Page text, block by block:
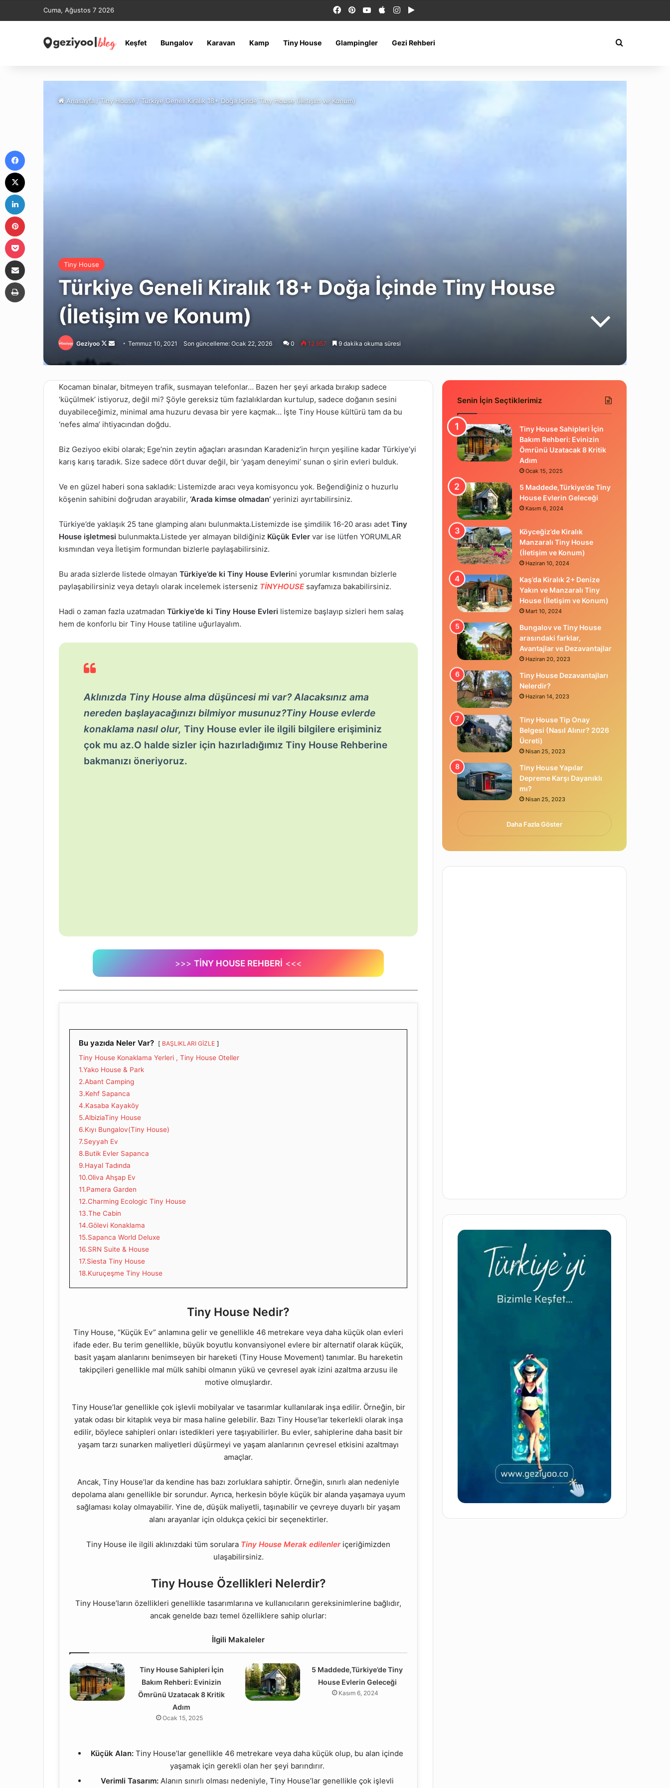
Cuma, Ağustos 7 2026 Facebook
PinterestYouTube
AppleInstagram
Google Play
Keşfet Bungalov Karavan Kamp Tiny House Glampingler Gezi Rehberi Arama yap
Anasayfa/Tiny House /Türkiye Geneli Kiralık 18+ Doğa İçinde Tiny House (İletişim ve Konum)
Tiny House
Türkiye Geneli Kiralık 18+ Doğa İçinde Tiny House
(İletişim ve Konum)
Geziyoo
Follow
X
Bir
posta
Temmuz 10, 2021 Son güncelleme: Ocak 22, 2026 0 12.957 9 dakika okuma süresi
Kocaman binalar, bitmeyen trafik, susmayan telefonlar… Bazen her şeyi arkada bırakıp sadece
‘küçülmek’ istiyoruz, değil mi? Şöyle gereksiz tüm fazlalıklardan kurtulup, sadece doğanın sesini
duyabileceğimiz, minimal ama huzuru devasa bir yere kaçmak… İşte Tiny House kültürü tam da bu
‘nefes alma’ ihtiyacından doğdu.
Biz Geziyoo ekibi olarak; Ege’nin zeytin ağaçları arasından Karadeniz’in hırçın yeşiline kadar Türkiye’yi
karış karış taradık. Size sadece dört duvar değil, bir ‘yaşam deneyimi’ sunan o şirin evleri bulduk.
Ve en güzel haberi sona sakladık: Listemizde aracı veya komisyoncu yok. Beğendiğiniz o huzurlu
köşenin sahibini doğrudan arayabilir, ‘Arada kimse olmadan’ yerinizi ayırtabilirsiniz.
Türkiye’de yaklaşık 25 tane glamping alanı bulunmakta.Listemizde ise şimdilik 16-20 arası adet Tiny
House işletmesi bulunmakta.Listede yer almayan bildiğiniz Küçük Evler var ise lütfen YORUMLAR
kısmından veya İletişim formundan bizlerle paylaşabilirsiniz.
Bu arada sizlerde listede olmayan Türkiye’de ki Tiny House Evlerini yorumlar kısmından bizlerle
paylaşabilirsiniz veya detaylı olarak incelemek isterseniz TİNYHOUSE sayfamıza bakabilirsiniz.
Hadi o zaman fazla uzatmadan Türkiye’de ki Tiny House Evleri listemize başlayıp sizleri hem salaş
hem de konforlu bir Tiny House tatiline uğurlayalım.
Aklınızda Tiny House alma düşüncesi mi var? Alacaksınız ama
nereden başlayacağınızı bilmiyor musunuz?Tiny House evlerde
konaklama nasıl olur, Tiny House evler ile ilgili bilgilere erişiminiz
çok mu az.O halde sizler için hazırladığımız Tiny House Rehberine
bakmanızı öneriyoruz.
>>> TİNY HOUSE REHBERİ <<<
Bu yazıda Neler Var? BAŞLIKLARI GİZLE
Tiny House Konaklama Yerleri , Tiny House Oteller
1.Yako House & Park
2.Abant Camping
3.Kehf Sapanca
4.Kasaba Kayaköy
5.AlbiziaTiny House
6.Kıyı Bungalov(Tiny House)
7.Seyyah Ev
8.Butik Evler Sapanca
9.Hayal Tadında
10.Oliva Ahşap Ev
11.Pamera Garden
12.Charming Ecologic Tiny House
13.The Cabin
14.Gölevi Konaklama
15.Sapanca World Deluxe
16.SRN Suite & House
17.Siesta Tiny House
18.Kuruçeşme Tiny House
Tiny House Nedir?
Tiny House, “Küçük Ev” anlamına gelir ve genellikle 46 metrekare veya daha küçük olan evleri
ifade eder. Bu terim genellikle, büyük boyutlu konvansiyonel evlere bir alternatif olarak küçük,
basit yaşam alanlarını benimseyen bir hareketi (Tiny House Movement) tanımlar. Bu hareketin
takipçileri genellikle mal mülk sahibi olmanın yükü ve çevresel ayak izini azaltma arzusu ile
motive olmuşlardır.
Tiny House’lar genellikle çok işlevli mobilyalar ve tasarımlar kullanılarak inşa edilir. Örneğin, bir
yatak odası bir kitaplık veya bir masa haline gelebilir. Bazı Tiny House’lar tekerlekli olarak inşa
edilir, böylece sahipleri onları istedikleri yere taşıyabilirler. Bu evler, sahiplerine daha basit bir
yaşam tarzı sunarken maliyetleri düşürmeyi ve yaşam alanlarının çevresel etkisini azaltmayı
amaçlar.
Ancak, Tiny House’lar da kendine has bazı zorluklara sahiptir. Örneğin, sınırlı alan nedeniyle
depolama alanı genellikle bir sorundur. Ayrıca, herkesin böyle küçük bir alanda yaşamaya uyum
sağlaması kolay olmayabilir. Yine de, düşük maliyetli, taşınabilir ve çevreye duyarlı bir yaşam
alanı arayanlar için oldukça çekici bir seçenektirler.
Tiny House ile ilgili aklınızdaki tüm sorulara Tiny House Merak edilenleriçeriğimizden
ulaşabilirsiniz.
Tiny House Özellikleri Nelerdir?
Tiny House’ların özellikleri genellikle tasarımlarına ve kullanıcıların gereksinimlerine bağlıdır,
ancak genelde bazı temel özelliklere sahip olurlar:
İlgili Makaleler
Tiny House Sahipleri İçin
Bakım Rehberi: Evinizin
Ömrünü Uzatacak 8 Kritik
Adım
Ocak 15, 2025
5 Maddede,Türkiye’de Tiny
House Evlerin Geleceği
Kasım 6, 2024
Küçük Alan: Tiny House’lar genellikle 46 metrekare veya daha küçük olup, bu alan içinde
yaşamak için gerekli olan her şeyi barındırır.
Verimli Tasarım:Alanın sınırlı olması nedeniyle, Tiny House’lar genellikle çok işlevli
Senin İçin Seçtiklerimiz
Tiny House Sahipleri İçin
Bakım Rehberi: Evinizin
Ömrünü Uzatacak 8 Kritik
Adım
Ocak 15, 2025
5 Maddede,Türkiye’de Tiny
House Evlerin Geleceği
Kasım 6, 2024
Köyceğiz’de Kiralık
Manzaralı Tiny House
(İletişim ve Konum)
Haziran 10, 2024
Kaş’da Kiralık 2+ Denize
Yakın ve Manzaralı Tiny
House (İletişim ve Konum)
Mart 10, 2024
Bungalov ve Tiny House
arasındaki farklar,
Avantajlar ve Dezavantajlar
Haziran 20, 2023
Tiny House Dezavantajları
Nelerdir?
Haziran 14, 2023
Tiny House Tip Onay
Belgesi (Nasıl Alınır? 2026
Ücreti)
Nisan 25, 2023
Tiny House Yapılar
Depreme Karşı Dayanıklı
mı?
Nisan 25, 2023
Daha Fazla Göster